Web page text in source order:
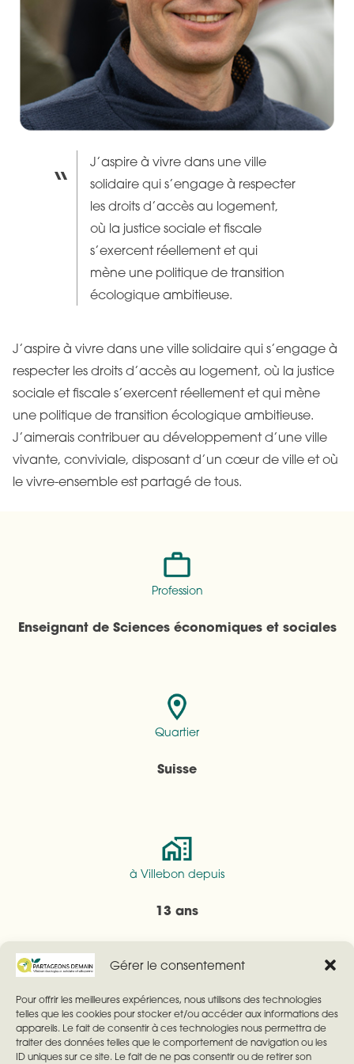
Gérer le consentement
Pour offrir les meilleures expériences, nous utilisons des technologies
telles que les cookies pour stocker et/ou accéder aux informations des
appareils. Le fait de consentir à ces technologies nous permettra de
traiter des données telles que le comportement de navigation ou les
ID uniques sur ce site. Le fait de ne pas consentir ou de retirer son
J’aspire à vivre dans une ville
solidaire qui s’engage à respecter
les droits d’accès au logement,
où la justice sociale et fiscale
s’exercent réellement et qui
mène une politique de transition
écologique ambitieuse.
J’aspire à vivre dans une ville solidaire qui s’engage à
respecter les droits d’accès au logement, où la justice
sociale et fiscale s’exercent réellement et qui mène
une politique de transition écologique ambitieuse.
J’aimerais contribuer au développement d’une ville
vivante, conviviale, disposant d’un cœur de ville et où
le vivre-ensemble est partagé de tous.
Profession
Enseignant de Sciences économiques et sociales
Quartier
Suisse
à Villebon depuis
13 ans
Investissement
Élu du personnel au lycée Henri Poincaré de